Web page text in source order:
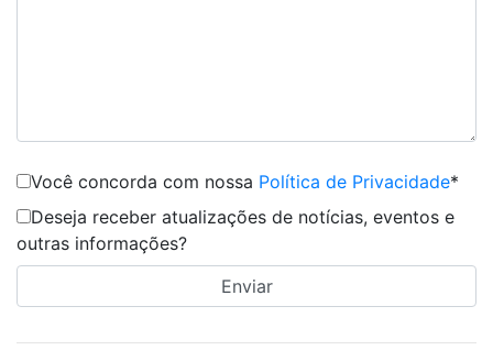
Você concorda com nossa Política de Privacidade*
Deseja receber atualizações de notícias, eventos e
outras informações?